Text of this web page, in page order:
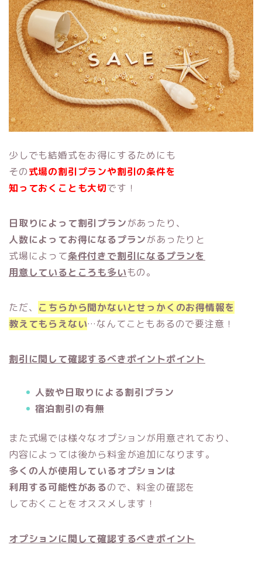
少しでも結婚式をお得にするためにも
その式場の割引プランや割引の条件を
知っておくことも大切です！
日取りによって割引プランがあったり、
人数によってお得になるプランがあったりと
式場によって条件付きで割引になるプランを
用意しているところも多いもの。
ただ、 こちらから聞かないとせっかくのお得情報を
教えてもらえない…なんてこともあるので要注意！
割引に関して確認するべきポイントポイント
人数や日取りによる割引プラン
宿泊割引の有無
また式場では様々なオプションが用意されており、
内容によっては後から料金が追加になります。
多くの人が使用しているオプションは
利用する可能性があるので、料金の確認を
しておくことをオススメします！
オプションに関して確認するべきポイント